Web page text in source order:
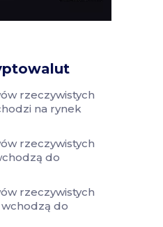
rzeczywistych
na rynek
rzeczywistych
do
rzeczywistych
wchodzą do